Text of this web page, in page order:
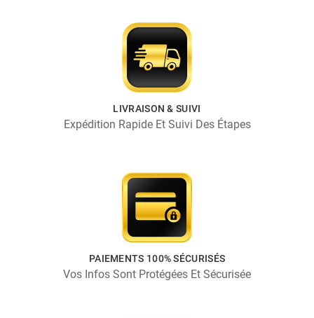
LIVRAISON & SUIVI
Expédition Rapide Et Suivi Des Étapes
PAIEMENTS 100% SÉCURISÉS
Vos Infos Sont Protégées Et Sécurisée